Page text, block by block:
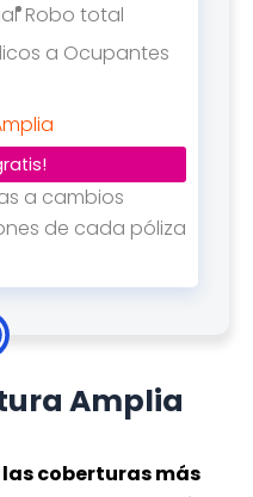
Robo total
a Ocupantes
a cambios
de cada póliza
seguro de auto
Amplia
coberturas más